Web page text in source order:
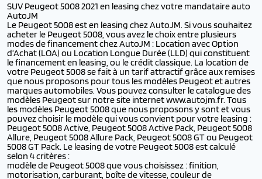
SUV Peugeot 5008 2021 en leasing chez votre mandataire auto
AutoJM
Le Peugeot 5008 est en leasing chez AutoJM. Si vous souhaitez
acheter le Peugeot 5008, vous avez le choix entre plusieurs
modes de financement chez AutoJM : Location avec Option
d’Achat (LOA) ou Location Longue Durée (LLD) qui constituent
le financement en leasing, ou le crédit classique. La location de
votre Peugeot 5008 se fait à un tarif attractif grâce aux remises
que nous proposons pour tous les modèles Peugeot et autres
marques automobiles. Vous pouvez consulter le catalogue des
modèles Peugeot sur notre site internet www.autojm.fr. Tous
les modèles Peugeot 5008 que nous proposons y sont et vous
pouvez choisir le modèle qui vous convient pour votre leasing :
Peugeot 5008 Active, Peugeot 5008 Active Pack, Peugeot 5008
Allure, Peugeot 5008 Allure Pack, Peugeot 5008 GT ou Peugeot
5008 GT Pack. Le leasing de votre Peugeot 5008 est calculé
selon 4 critères :
modèle de Peugeot 5008 que vous choisissez : finition,
motorisation, carburant, boîte de vitesse, couleur de